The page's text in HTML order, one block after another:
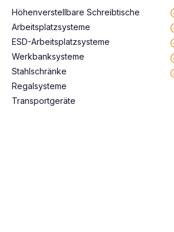
Höhenverstellbare Schreibtische
Arbeitsplatzsysteme
ESD-Arbeitsplatzsysteme
Werkbanksysteme
Stahlschränke
Regalsysteme
Transportgeräte